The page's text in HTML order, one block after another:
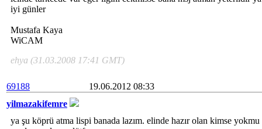
iyi günler
Mustafa Kaya
WiCAM
ehya (31.03.2008 17:41 GMT)
69188
19.06.2012 08:33
yilmazakifemre
ya şu köprü atma lispi banada lazım. elinde hazır olan kimse